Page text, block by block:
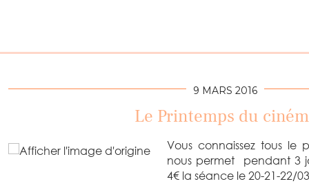
9 MARS 2016
Le Printemps du
Vous connaissez tous le
nous permet pendant 3
4€ la séance le 20-21-22/